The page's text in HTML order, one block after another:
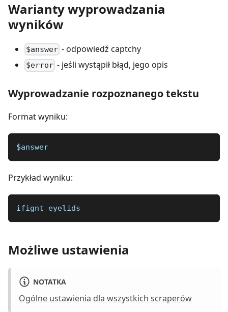
Warianty wyprowadzania
wyników
$answer - odpowiedź captchy
$error - jeśli wystąpił błąd, jego opis
Wyprowadzanie rozpoznanego tekstu
Format wyniku:
$answer
Przykład wyniku:
ifignt eyelids
Możliwe ustawienia
NOTATKA
Ogólne ustawienia dla wszystkich scraperów